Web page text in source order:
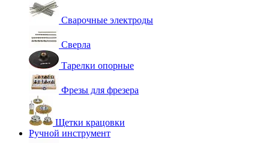
Сварочные электроды
Сверла
Тарелки опорные
Фрезы для фрезера
Щетки крацовки
Ручной инструмент